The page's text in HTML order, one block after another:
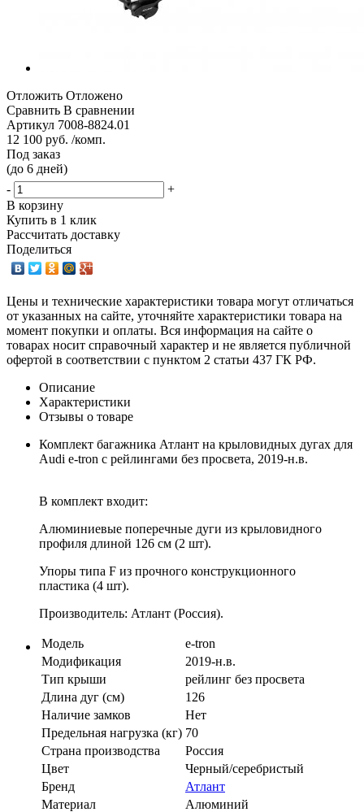
Отложить Отложено
Сравнить В сравнении
Артикул 7008-8824.01
12 100 руб. /комп.
Под заказ
(до 6 дней)
-
+
В корзину
Купить в 1 клик
Рассчитать доставку
Поделиться
Цены и технические характеристики товара могут отличаться
от указанных на сайте, уточняйте характеристики товара на
момент покупки и оплаты. Вся информация на сайте о
товарах носит справочный характер и не является публичной
офертой в соответствии с пунктом 2 статьи 437 ГК РФ.
Описание
Характеристики
Отзывы о товаре
Комплект багажника Атлант на крыловидных дугах для
Audi e-tron с рейлингами без просвета, 2019-н.в.
В комплект входит:
Алюминиевые поперечные дуги из крыловидного
профиля длиной 126 см (2 шт).
Упоры типа F из прочного конструкционного
пластика (4 шт).
Производитель: Атлант (Россия).
Модель
e-tron
Модификация
2019-н.в.
Тип крыши
рейлинг без просвета
Длина дуг (см)
126
Наличие замков
Нет
Предельная нагрузка (кг) 70
Страна производства
Россия
Цвет
Черный/серебристый
Бренд
Атлант
Материал
Алюминий